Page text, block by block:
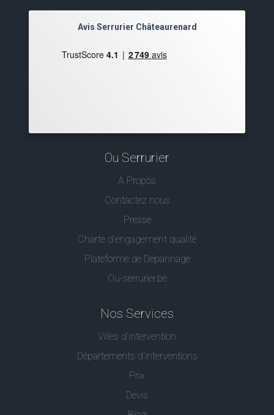
Avis Serrurier Châteaurenard
Ou Serrurier
A Propos
Contactez nous
Presse
Charte d’engagement qualité
Plateforme de Dépannage
Ou-serrurier.be
Nos Services
Villes d'intervention
Départements d'interventions
Prix
Devis